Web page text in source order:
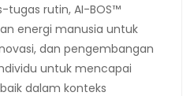
rutin, AI-BOS™
energi manusia untuk
dan pengembangan
untuk mencapai
dalam konteks